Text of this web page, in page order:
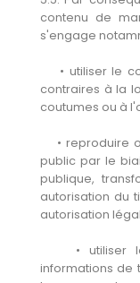
contenu de
s'engage
• utiliser le
contraires à la
coutumes ou à
• reproduire
public par le
publique,
autorisation du
autorisation
• utiliser les
informations de